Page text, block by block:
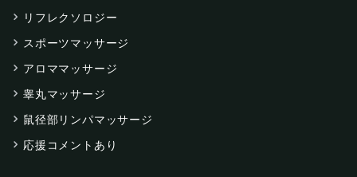
リフレクソロジー
スポーツマッサージ
アロママッサージ
睾丸マッサージ
鼠径部リンパマッサージ
応援コメントあり